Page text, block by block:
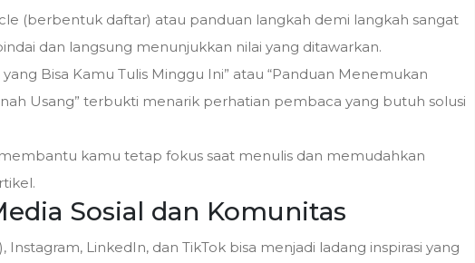
(berbentuk daftar) atau panduan langkah demi langkah sangat
dan langsung menunjukkan nilai yang ditawarkan.
Bisa Kamu Tulis Minggu Ini” atau “Panduan Menemukan
Usang” terbukti menarik perhatian pembaca yang butuh solusi
kamu tetap fokus saat menulis dan memudahkan
Sosial dan Komunitas
Instagram, LinkedIn, dan TikTok bisa menjadi ladang inspirasi yang